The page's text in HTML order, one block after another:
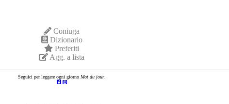
Coniuga
Dizionario
Preferiti
Agg. a lista
Seguici per leggere ogni giorno Mot du jour.